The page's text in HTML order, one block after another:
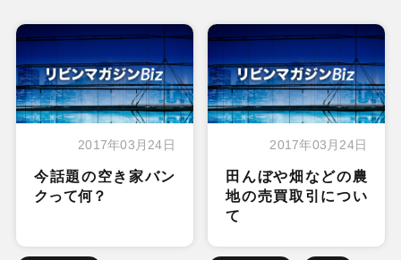
2017年03月24日
今話題の空き家バン
クって何？
2017年03月24日
田んぼや畑などの農
地の売買取引につい
て